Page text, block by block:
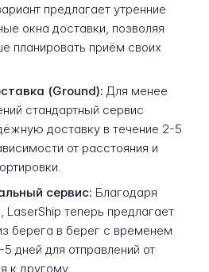
предлагает утренние
окна доставки, позволяя
планировать приём своих
(Ground): Для менее
стандартный сервис
доставку в течение 2-5
от расстояния и
сервис: Благодаря
LaserShip теперь предлагает
берега в берег с временем
дней для отправлений от
к другому.